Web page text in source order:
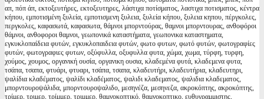
απ, πόπ άπ, εκτοξευτήρες, εκτοξευτηρες, λάστιχα ποτίσματος, λαστιχα ποτισματος, κέντρα
κήπου, εμποτισμένη ξυλεία, εμποτισμενη ξυλεια, ξυλεία κήπου, ξυλεια κηπου, πέργκολες,
περγκολες, καφασωτά, καφασωτα, θάμνοι μπορντούρας, θαμνοι μπορντουρας, ανθοφόροι
θάμνοι, ανθοφοροι θαμνοι, γεωπονικά καταστήματα, γεωπονικα καταστηματα,
εγκυκλοπαίδεια φυτών, εγκυκλοπαιδεια φυτών, φωτο φυτων, φωτό φυτών, φωτογραφίες
φυτών, φωτογραφιες φυτων, οξύφυλλα, οξυφυλλα φυτα, χώμα, χωμα, τύρφη, τυρφη,
χούμος, χουμος, οργανική ουσία, οργανικη ουσια, κλαδεμένα φυτά, κλαδεμενα φυτα,
τσάπα, τσαπα, φτυάρι, φτυαρι, τσάπα, τσαπα, κλαδευτήρι, κλαδευτήρια, κλαδευτηρι,
ψαλίδια κλαδέματος, ψαλίδι κλαδέματος, ψαλιδι κλαδεματος, ψαλιδια κλαδεματος,
μπορντουροψάλιδα, μπορντουροψαλιδο, μεσηνέζα, μεσηνεζα, ακροκόπτης, ακροκόπτης,
τρίμερ, τριμερ, τρίμμερ, τριμμερ, θαμνοκοπτικό, θαμνοκοπτικο, ευθυγραμμιστης,